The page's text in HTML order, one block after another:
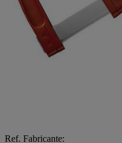
Ref. Fabricante: